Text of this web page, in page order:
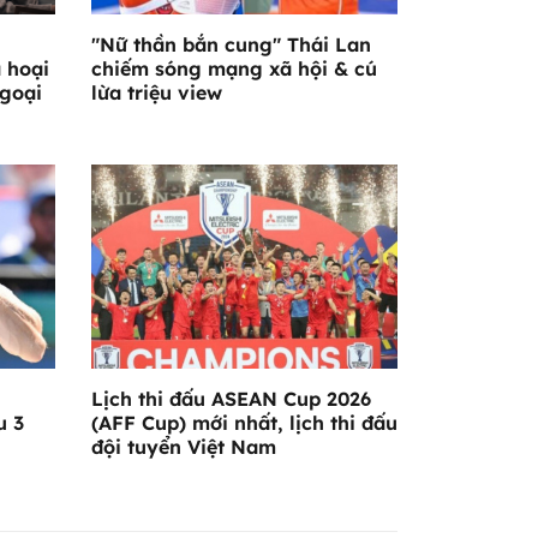
hoại
"Nữ thần bắn cung" Thái Lan
chiếm sóng mạng xã hội & cú
lừa triệu view
3
Lịch thi đấu ASEAN Cup 2026
(AFF Cup) mới nhất, lịch thi đấu
đội tuyển Việt Nam